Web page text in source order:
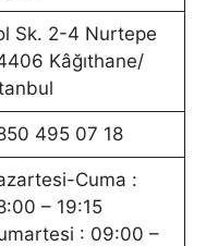
Sk. 2-4 Nurtepe
Kâğıthane/
495 07 18
Cuma :
– 19:15
: 09:00 –